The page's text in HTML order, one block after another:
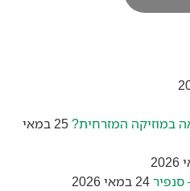
במוזיקה המזרחית?
25 במאי
24 במאי 2026